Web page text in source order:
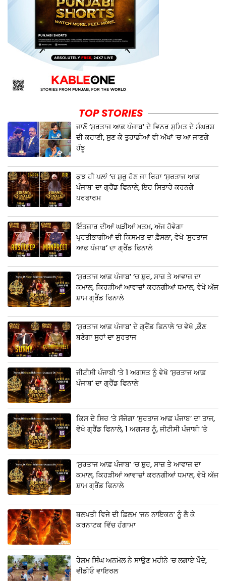
TOP STORIES
ਜਾਣੋਂ ‘ਸੁਰਤਾਜ ਆਫ਼ ਪੰਜਾਬ’ ਦੇ ਵਿਨਰ ਸੁਮਿਤ ਦੇ ਸੰਘਰਸ਼
ਦੀ ਕਹਾਣੀ, ਸੁਣ ਕੇ ਤੁਹਾਡੀਆਂ ਵੀ ਅੱਖਾਂ ‘ਚ ਆ ਜਾਣਗੇ
ਹੰਝੂ
ਕੁਝ ਹੀ ਪਲਾਂ ‘ਚ ਸ਼ੁਰੂ ਹੋਣ ਜਾ ਰਿਹਾ ‘ਸੁਰਤਾਜ ਆਫ਼
ਪੰਜਾਬ’ ਦਾ ਗ੍ਰੈਂਡ ਫਿਨਾਲੇ, ਇਹ ਸਿਤਾਰੇ ਕਰਨਗੇ
ਪਰਫਾਰਮ
ਇੰਤਜ਼ਾਰ ਦੀਆਂ ਘੜੀਆਂ ਖ਼ਤਮ, ਅੱਜ ਹੋਵੇਗਾ
ਪ੍ਰਤੀਭਾਗੀਆਂ ਦੀ ਕਿਸਮਤ ਦਾ ਫ਼ੈਸਲਾ, ਵੇਖੋ ‘ਸੁਰਤਾਜ
ਆਫ਼ ਪੰਜਾਬ’ ਦਾ ਗ੍ਰੈਂਡ ਫਿਨਾਲੇ
‘ਸੁਰਤਾਜ ਆਫ਼ ਪੰਜਾਬ’ ‘ਚ ਸ਼ੁਰ, ਸਾਜ਼ ਤੇ ਆਵਾਜ਼ ਦਾ
ਕਮਾਲ, ਕਿਹੜੀਆਂ ਆਵਾਜ਼ਾਂ ਕਰਨਗੀਆਂ ਧਮਾਲ, ਵੇਖੋ ਅੱਜ
ਸ਼ਾਮ ਗ੍ਰੈਂਡ ਫਿਨਾਲੇ
‘ਸੁਰਤਾਜ ਆਫ਼ ਪੰਜਾਬ’ ਦੇ ਗ੍ਰੈਂਡ ਫਿਨਾਲੇ ‘ਚ ਵੇਖੋ ,ਕੌਣ
ਬਣੇਗਾ ਸੁਰਾਂ ਦਾ ਸੁਰਤਾਜ
ਜੀਟੀਸੀ ਪੰਜਾਬੀ ‘ਤੇ 1 ਅਗਸਤ ਨੂੰ ਵੇਖੋ ‘ਸੁਰਤਾਜ ਆਫ਼
ਪੰਜਾਬ’ ਦਾ ਗ੍ਰੈਂਡ ਫਿਨਾਲੇ
ਕਿਸ ਦੇ ਸਿਰ ‘ਤੇ ਸੱਜੇਗਾ ‘ਸੁਰਤਾਜ ਆਫ਼ ਪੰਜਾਬ’ ਦਾ ਤਾਜ,
ਵੇਖੋ ਗ੍ਰੈਂਡ ਫਿਨਾਲੇ, 1 ਅਗਸਤ ਨੂੰ, ਜੀਟੀਸੀ ਪੰਜਾਬੀ ‘ਤੇ
‘ਸੁਰਤਾਜ ਆਫ਼ ਪੰਜਾਬ’ ‘ਚ ਸ਼ੁਰ, ਸਾਜ਼ ਤੇ ਆਵਾਜ਼ ਦਾ
ਕਮਾਲ, ਕਿਹੜੀਆਂ ਆਵਾਜ਼ਾਂ ਕਰਨਗੀਆਂ ਧਮਾਲ, ਵੇਖੋ ਅੱਜ
ਸ਼ਾਮ ਗ੍ਰੈਂਡ ਫਿਨਾਲੇ
ਥਲਪਤੀ ਵਿਜੇ ਦੀ ਫ਼ਿਲਮ ‘ਜਨ ਨਾਇਕਨ’ ਨੂੰ ਲੈ ਕੇ
ਕਰਨਾਟਕ ਵਿੱਚ ਹੰਗਾਮਾ
ਰੇਸ਼ਮ ਸਿੰਘ ਅਨਮੋਲ ਨੇ ਸਾਉਣ ਮਹੀਨੇ ‘ਚ ਲਗਾਏ ਪੌਦੇ,
ਵੀਡੀਓ ਵਾਇਰਲ